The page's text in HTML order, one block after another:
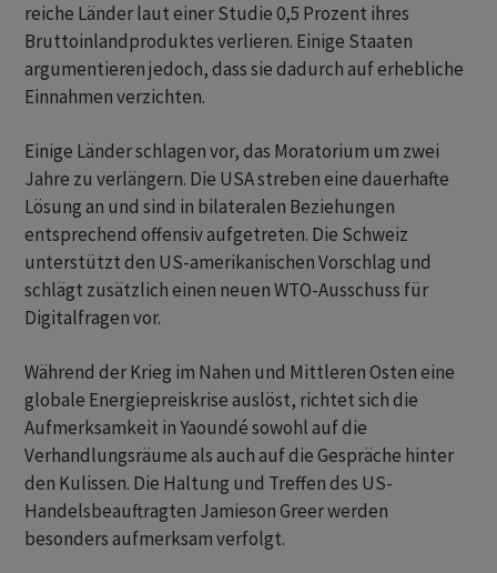
reiche Länder laut einer Studie 0,5 Prozent ihres
Bruttoinlandproduktes verlieren. Einige Staaten
argumentieren jedoch, dass sie dadurch auf erhebliche
Einnahmen verzichten.
Einige Länder schlagen vor, das Moratorium um zwei
Jahre zu verlängern. Die USA streben eine dauerhafte
Lösung an und sind in bilateralen Beziehungen
entsprechend offensiv aufgetreten. Die Schweiz
unterstützt den US-amerikanischen Vorschlag und
schlägt zusätzlich einen neuen WTO-Ausschuss für
Digitalfragen vor.
Während der Krieg im Nahen und Mittleren Osten eine
globale Energiepreiskrise auslöst, richtet sich die
Aufmerksamkeit in Yaoundé sowohl auf die
Verhandlungsräume als auch auf die Gespräche hinter
den Kulissen. Die Haltung und Treffen des US-
Handelsbeauftragten Jamieson Greer werden
besonders aufmerksam verfolgt.